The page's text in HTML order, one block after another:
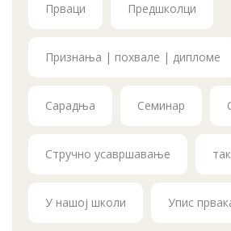
Прваци Предшколци
Признања | похвале | дипломе
Сарадња Семинар
Стручно усавршавање
У нашој школи Упис